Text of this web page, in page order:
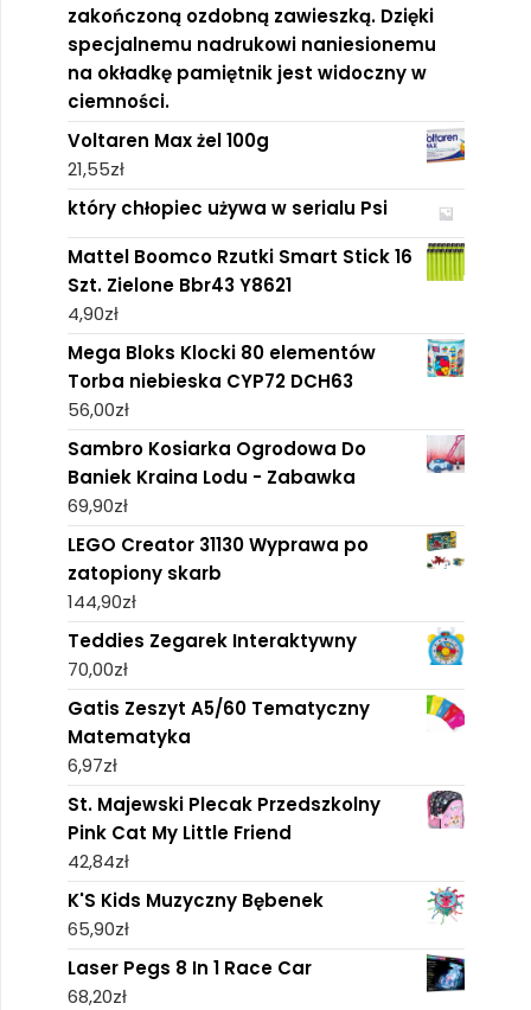
zakończoną ozdobną zawieszką. Dzięki
specjalnemu nadrukowi naniesionemu
na okładkę pamiętnik jest widoczny w
ciemności.
Voltaren Max żel 100g
21,55zł
który chłopiec używa w serialu Psi
Mattel Boomco Rzutki Smart Stick 16
Szt. Zielone Bbr43 Y8621
4,90zł
Mega Bloks Klocki 80 elementów
Torba niebieska CYP72 DCH63
56,00zł
Sambro Kosiarka Ogrodowa Do
Baniek Kraina Lodu - Zabawka
69,90zł
LEGO Creator 31130 Wyprawa po
zatopiony skarb
144,90zł
Teddies Zegarek Interaktywny
70,00zł
Gatis Zeszyt A5/60 Tematyczny
Matematyka
6,97zł
St. Majewski Plecak Przedszkolny
Pink Cat My Little Friend
42,84zł
K'S Kids Muzyczny Bębenek
65,90zł
Laser Pegs 8 In 1 Race Car
68,20zł